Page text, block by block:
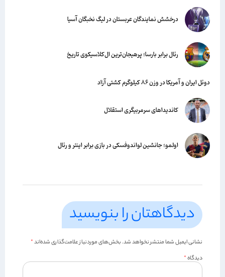
درخشش نمایندگان عربستان در لیگ نخبگان آسیا
رئال برابر بارسا؛ پرهیجان‌‌ترین ال‌کلاسیکوی تاریخ
دوئل ایران و آمریکا در وزن ۸۶ کیلوگرم کشتی آزاد
کاندیداهای سرمربیگری استقلال
اولمو؛ جانشین لواندوفسکی در بازی برابر اینتر و رئال
دیدگاهتان را بنویسید
نشانی ایمیل شما منتشر نخواهد شد.بخش‌های موردنیاز علامت‌گذاری شده‌اند*
دیدگاه*